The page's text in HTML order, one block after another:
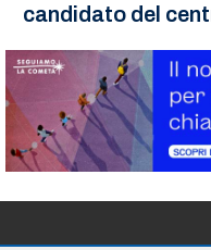
candidato del